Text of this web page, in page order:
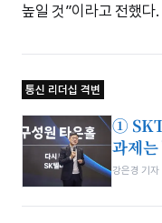
높일 것”이라고 전했다.
통신 리더십 격변
① SKT
과제
강은경 기자